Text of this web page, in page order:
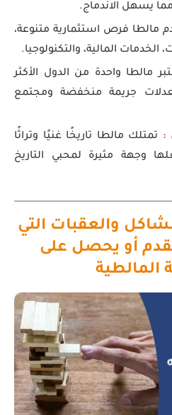
مما يسهل الاندماج.
مالطا فرص استثمارية متنوعة،
المالية، والتكنولوجيا.
مالطا واحدة من الدول الأكثر
جريمة منخفضة ومجتمع
: تمتلك مالطا تاريخًا غنيًا وتراثًا
وجهة مثيرة لمحبي التاريخ
والعقبات التي
أو يحصل على
المالطية